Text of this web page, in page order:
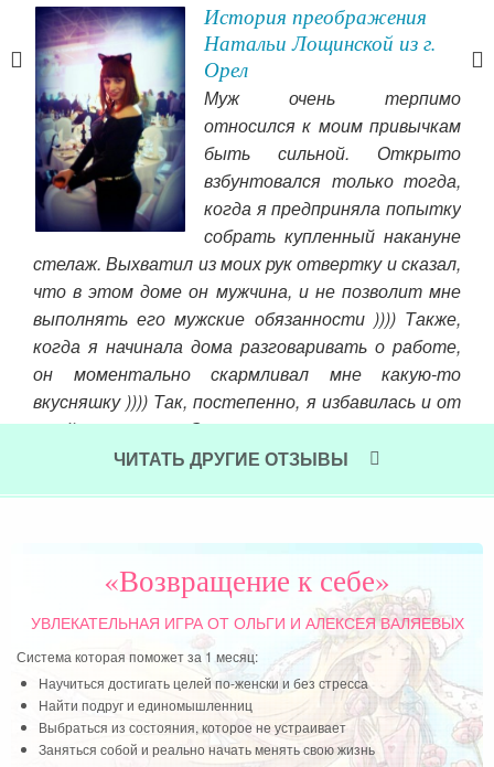
История преображения
Натальи Лощинской из г.
Орел
Муж очень терпимо
относился к моим привычкам
быть сильной. Открыто
взбунтовался только тогда,
когда я предприняла попытку
собрать купленный накануне
стелаж. Выхватил из моих рук отвертку и сказал,
что в этом доме он мужчина, и не позволит мне
выполнять его мужские обязанности )))) Также,
когда я начинала дома разговаривать о работе,
он моментально скармливал мне какую-то
вкусняшку )))) Так, постепенно, я избавилась и от
этой привычки. Окончательно меня изменила
беременность. Точнее, декретный отпуск. Мы
И я поняла самое главное… Я счастлива, укачивая
свою малышку. Я счастлива, готовя вкусности
мужу, мне нравится наблюдать за тем, как он с
аппетитом уплетает приготовленное мной
блюдо. И да, мне нравится никуда не спешить! не
думать о том, получу я премию или нет. Ведь
самая моя главная премия уже рядом со мной!!!
Читать далее »
ЧИТАТЬ ДРУГИЕ ОТЗЫВЫ
«Возвращение к себе»
УВЛЕКАТЕЛЬНАЯ ИГРАОТ ОЛЬГИ И АЛЕКСЕЯ ВАЛЯЕВЫХ
Система которая поможет за 1 месяц:
Научиться достигать целей по-женски и без стресса
Найти подруг и единомышленниц
Выбраться из состояния, которое не устраивает
Заняться собой и реально начать менять свою жизнь